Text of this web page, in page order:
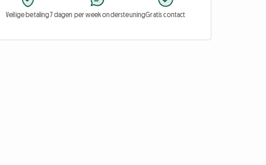
Veilige betaling7 dagen per week ondersteuningGratis contact